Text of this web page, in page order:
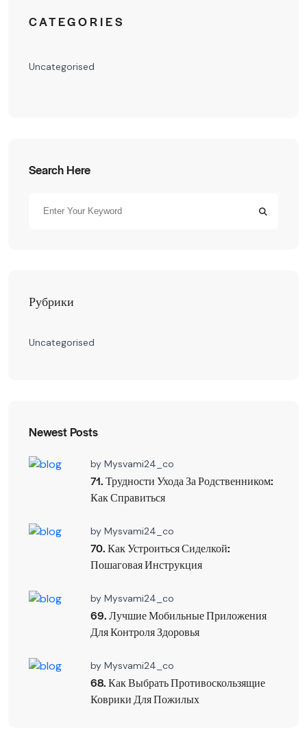
CATEGORIES
Uncategorised
Search Here
Рубрики
Uncategorised
Newest Posts
by Mysvami24_co
71. Трудности Ухода За Родственником:
Как Справиться
by Mysvami24_co
70. Как Устроиться Сиделкой:
Пошаговая Инструкция
by Mysvami24_co
69. Лучшие Мобильные Приложения
Для Контроля Здоровья
by Mysvami24_co
68. Как Выбрать Противоскользящие
Коврики Для Пожилых